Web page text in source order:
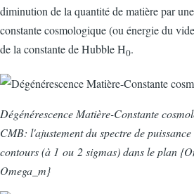
diminution de la quantité de matière par
constante cosmologique (ou énergie du
de la constante de Hubble H0.
Dégénérescence Matière-Constante
CMB: l'ajustement du spectre de
contours (à 1 ou 2 sigmas) dans le plan
Omega_m}